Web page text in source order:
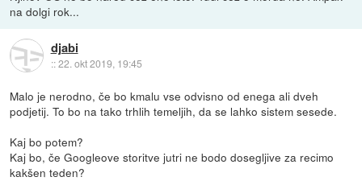
na dolgi rok...
djabi
::22. okt 2019, 19:45
Malo je nerodno, če bo kmalu vse odvisno od enega ali dveh
podjetij. To bo na tako trhlih temeljih, da se lahko sistem sesede.
Kaj bo potem?
Kaj bo, če Googleove storitve jutri ne bodo dosegljive za recimo
kakšen teden?